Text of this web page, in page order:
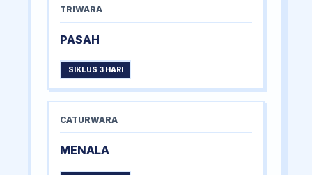
TRIWARA
PASAH
SIKLUS 3 HARI
CATURWARA
MENALA